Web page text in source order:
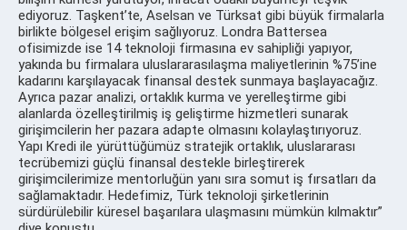
ediyoruz. Taşkent’te, Aselsan ve Türksat gibi büyük firmalarla
birlikte bölgesel erişim sağlıyoruz. Londra Battersea
ofisimizde ise 14 teknoloji firmasına ev sahipliği yapıyor,
yakında bu firmalara uluslararasılaşma maliyetlerinin %75’ine
kadarını karşılayacak finansal destek sunmaya başlayacağız.
Ayrıca pazar analizi, ortaklık kurma ve yerelleştirme gibi
alanlarda özelleştirilmiş iş geliştirme hizmetleri sunarak
girişimcilerin her pazara adapte olmasını kolaylaştırıyoruz.
Yapı Kredi ile yürüttüğümüz stratejik ortaklık, uluslararası
tecrübemizi güçlü finansal destekle birleştirerek
girişimcilerimize mentorluğün yanı sıra somut iş fırsatları da
sağlamaktadır. Hedefimiz, Türk teknoloji şirketlerinin
sürdürülebilir küresel başarılara ulaşmasını mümkün kılmaktır”